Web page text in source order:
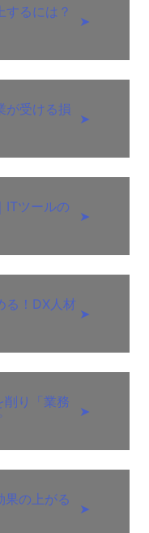
するには？
➤
が受ける損
➤
ITツールの
➤
る！DX人材
➤
削り「業務
➤
果の上がる
➤